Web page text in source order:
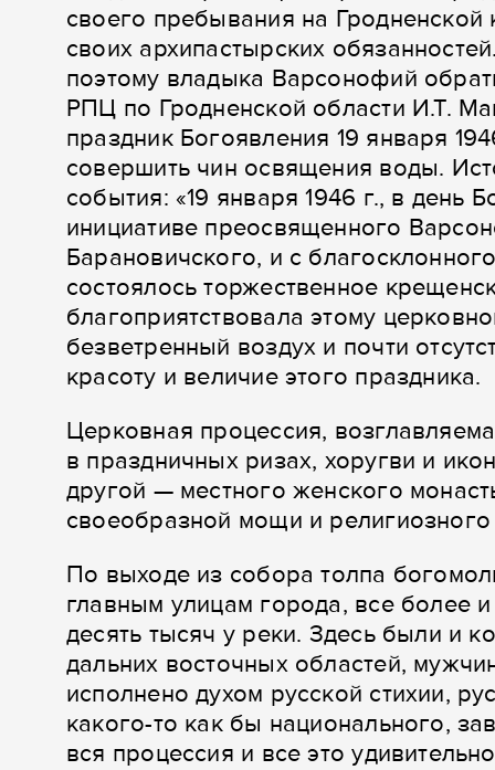
своего пребывания на
своих архипастырских
поэтому владыка Варсонофий
РПЦ по Гродненской области И.Т.
праздник Богоявления 19 января
совершить чин освящения воды.
события: «19 января 1946 г., в день
инициативе преосвященного
Барановичского, и с
состоялось торжественное
благоприятствовала этому
безветренный воздух и почти
красоту и величие этого праздника.
Церковная процессия,
в праздничных ризах, хоругви и
другой — местного женского
своеобразной мощи и религиозного
По выходе из собора толпа
главным улицам города, все более
десять тысяч у реки. Здесь были и
дальних восточных областей,
исполнено духом русской стихии,
какого-то как бы национального,
вся процессия и все это